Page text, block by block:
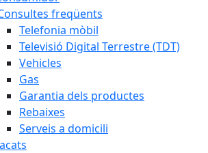
freqüents
Telefonia mòbil
Televisió Digital Terrestre (TDT)
Vehicles
Gas
Garantia dels productes
Rebaixes
Serveis a domicili